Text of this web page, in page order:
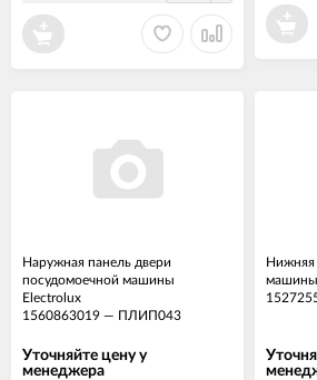
Наружная панель двери
посудомоечной машины
Electrolux
1560863019 — ПЛИП043
Уточняйте цену у
менеджера
Нижняя
машины